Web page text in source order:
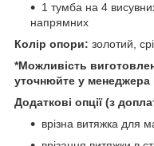
1 тумба на 4
напрямних
Колір опори: золотий,
*Можливість
уточнюйте у менеджера
Додаткові опції (з
врізна витяжка для